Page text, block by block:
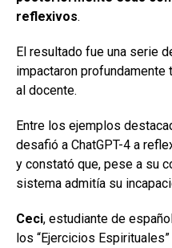
reflexivos.
El resultado fue una serie
impactaron
al docente.
Entre los ejemplos
desafió a ChatGPT-4 a
y constató que, pese a su
sistema admitía su
Ceci, estudiante de
los “Ejercicios